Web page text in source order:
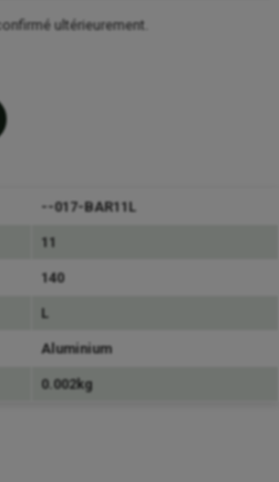
ultérieurement.
--017-BAR11L
11
140
L
Aluminium
0.002kg